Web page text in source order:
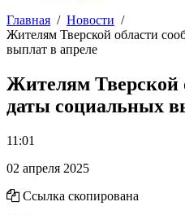
Главная
Новости
Жителям Тверской области
выплат в апреле
Жителям Тверской
даты социальных
11:01
02 апреля 2025
Ссылка скопирована